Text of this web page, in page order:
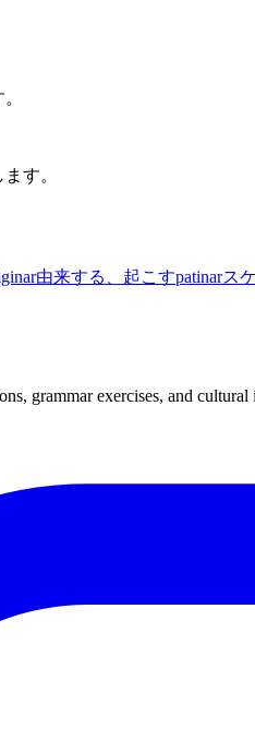
す。
由来する、起こすpatinarス
grammar exercises, and cultural